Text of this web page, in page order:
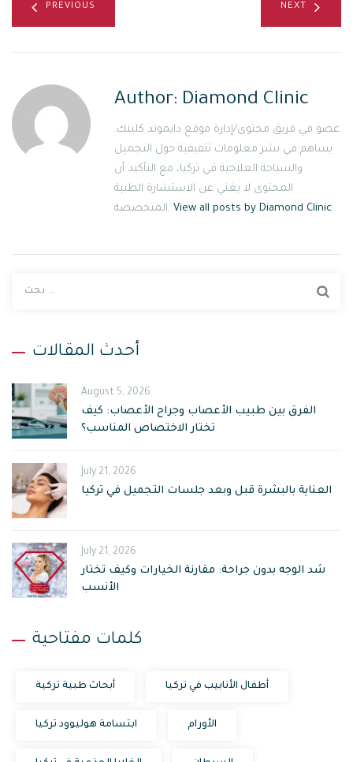
PREVIOUS NEXT
Author: Diamond Clinic
عضو في فريق محتوى/إدارة موقع دايموند كلينك.
يساهم في نشر معلومات تثقيفية حول التجميل
والسياحة العلاجية في تركيا، مع التأكيد أن
المحتوى لا يغني عن الاستشارة الطبية
المتخصصة. View all posts by Diamond Clinic
ن
:
أحدث المقالات
August 5, 2026
الفرق بين طبيب الأعصاب وجراح الأعصاب: كيف
تختار الاختصاص المناسب؟
July 21, 2026
العناية بالبشرة قبل وبعد جلسات التجميل في تركيا
July 21, 2026
شد الوجه بدون جراحة: مقارنة الخيارات وكيف تختار
الأنسب
كلمات مفتاحية
أبحاث طبية تركية أطفال الأنابيب في تركيا
ابتسامة هوليوود تركيا الأورام